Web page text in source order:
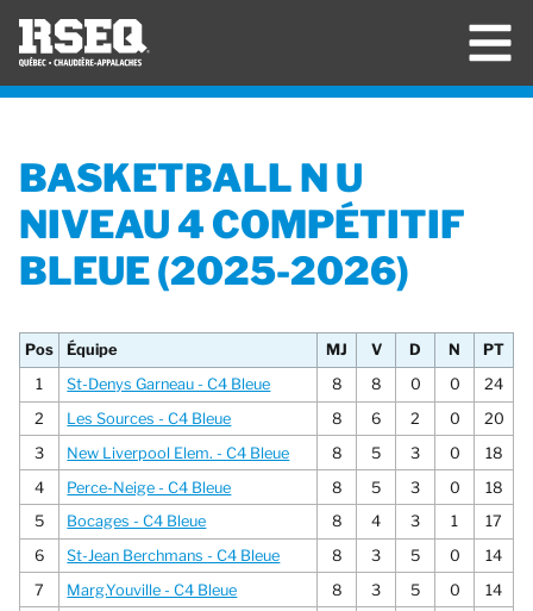
BASKETBALL N U
NIVEAU 4 COMPÉTITIF
BLEUE (2025-2026)
Pos Équipe MJ V D N
PT
1
St-Denys Garneau - C4 Bleue 8 8 0 0
24
2
Les Sources - C4 Bleue 8 6 2 0
20
3
New Liverpool Elem. - C4 Bleue 8 5 3 0
18
4
Perce-Neige - C4 Bleue 8 5 3 0
18
5
Bocages - C4 Bleue 8 4 3 1
17
6
St-Jean Berchmans - C4 Bleue 8 3 5 0
14
7
Marg.Youville - C4 Bleue 8 3 5 0
14